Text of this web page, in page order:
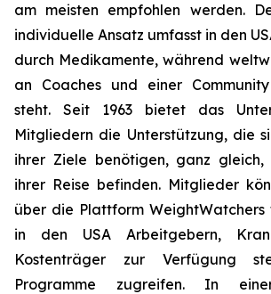
am meisten empfohlen werden.
individuelle Ansatz umfasst in den
durch Medikamente, während
an Coaches und einer
steht. Seit 1963 bietet das
Mitgliedern die Unterstützung, die
ihrer Ziele benötigen, ganz
ihrer Reise befinden. Mitglieder
über die Plattform WeightWatchers
in den USA Arbeitgebern,
Kostenträger zur Verfügung
Programme zugreifen. In